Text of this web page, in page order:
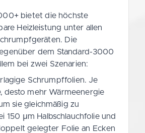
bietet die höchste
Heizleistung unter allen
Die
dem Standard-3000
bei zwei Szenarien:
Schrumpffolien. Je
desto mehr Wärmeenergie
sie gleichmäßig zu
150 µm Halbschlauchfolie und
gelegter Folie an Ecken